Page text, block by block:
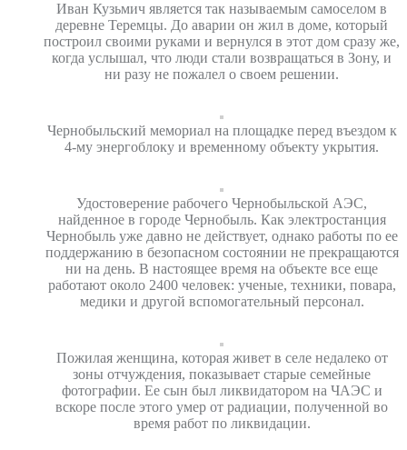
Иван Кузьмич является так называемым самоселом в
деревне Теремцы. До аварии он жил в доме, который
построил своими руками и вернулся в этот дом сразу же,
когда услышал, что люди стали возвращаться в Зону, и
ни разу не пожалел о своем решении.
Чернобыльский мемориал на площадке перед въездом к
4-му энергоблоку и временному объекту укрытия.
Удостоверение рабочего Чернобыльской АЭС,
найденное в городе Чернобыль. Как электростанция
Чернобыль уже давно не действует, однако работы по ее
поддержанию в безопасном состоянии не прекращаются
ни на день. В настоящее время на объекте все еще
работают около 2400 человек: ученые, техники, повара,
медики и другой вспомогательный персонал.
Пожилая женщина, которая живет в селе недалеко от
зоны отчуждения, показывает старые семейные
фотографии. Ее сын был ликвидатором на ЧАЭС и
вскоре после этого умер от радиации, полученной во
время работ по ликвидации.